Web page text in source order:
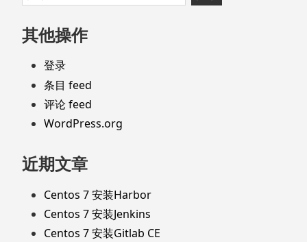
至
页
脚
索：
其他操作
登录
条目 feed
评论 feed
WordPress.org
近期文章
Centos 7 安装Harbor
Centos 7 安装Jenkins
Centos 7 安装Gitlab CE